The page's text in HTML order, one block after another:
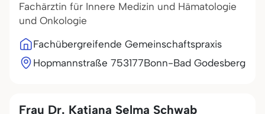
Fachärztin für Innere Medizin und Hämatologie
und Onkologie
Fachübergreifende Gemeinschaftspraxis
Hopmannstraße 753177Bonn-Bad Godesberg
Frau Dr. Katjana Selma Schwab